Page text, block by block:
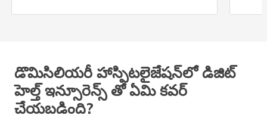
డొమిసిలియరీ హాస్పిటలైజేషన్‌లో డిజిట్
హెల్త్ ఇన్సూరెన్స్ తో ఏమి కవర్
చేయబడింది?